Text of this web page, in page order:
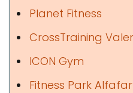
Planet Fitness
CrossTraining
ICON Gym
Fitness Park